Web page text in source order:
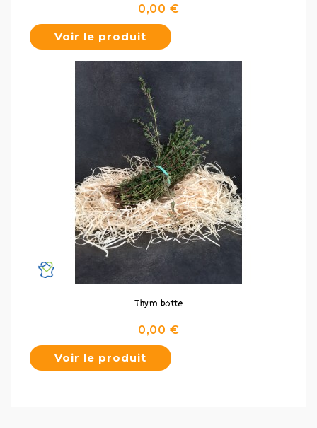
0,00 €Prix
Voir le produit
Thym botte
0,00 €Prix
Voir le produit